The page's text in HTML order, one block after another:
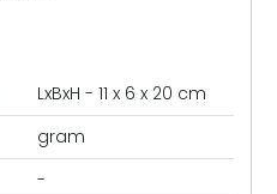
LxBxH - 11 x 6 x 20 cm
gram
-